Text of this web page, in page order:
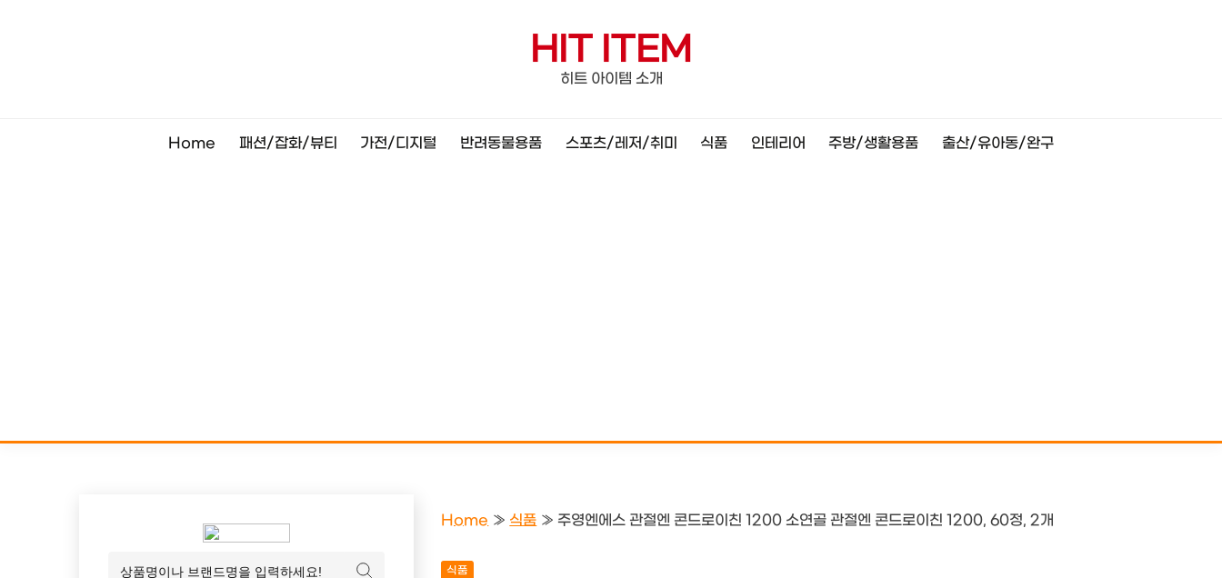
HIT ITEM
히트 아이템 소개
Home 패션/잡화/뷰티 가전/디지털 반려동물용품 스포츠/레저/취미 식품 인테리어 주방/생활용품 출산/유아동/완구
Home » 식품 » 주영엔에스 관절엔 콘드로이친 1200 소연골 관절엔 콘드로이친 1200, 60정, 2개
식품